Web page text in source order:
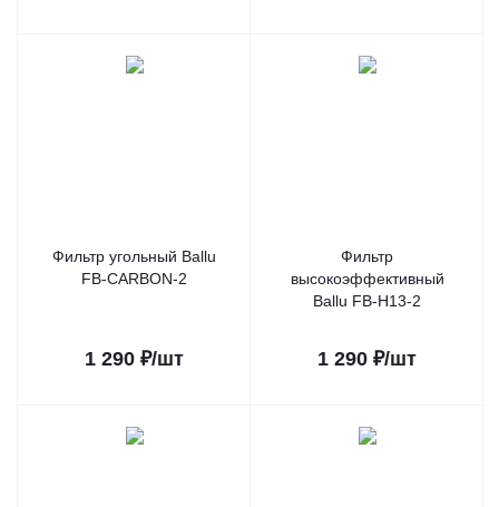
Фильтр угольный Ballu
FB-CARBON-2
1 290 ₽/шт
Фильтр
высокоэффективный
Ballu FB-H13-2
1 290 ₽/шт